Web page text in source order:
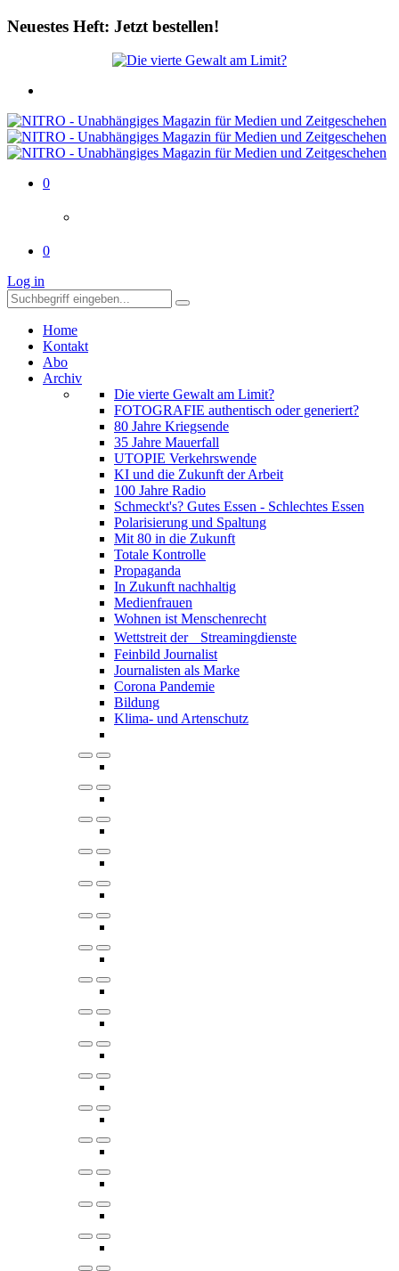
Neuestes Heft: Jetzt bestellen!
0
0
Log in
Home
Kontakt
Abo
Archiv
Die vierte Gewalt am Limit?
FOTOGRAFIE authentisch oder generiert?
80 Jahre Kriegsende
35 Jahre Mauerfall
UTOPIE Verkehrswende
KI und die Zukunft der Arbeit
100 Jahre Radio
Schmeckt's? Gutes Essen - Schlechtes Essen
Polarisierung und Spaltung
Mit 80 in die Zukunft
Totale Kontrolle
Propaganda
In Zukunft nachhaltig
Medienfrauen
Wohnen ist Menschenrecht
Wettstreit der Streamingdienste
Feinbild Journalist
Journalisten als Marke
Corona Pandemie
Bildung
Klima- und Artenschutz